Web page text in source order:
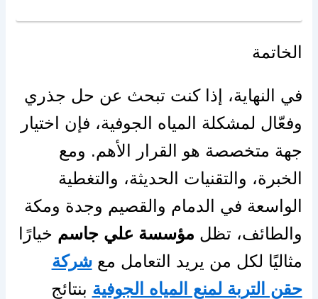
الخاتمة
في النهاية، إذا كنت تبحث عن حل جذري
وفعّال لمشكلة المياه الجوفية، فإن اختيار
جهة متخصصة هو القرار الأهم. ومع
الخبرة، والتقنيات الحديثة، والتغطية
الواسعة في الدمام والقصيم وجدة ومكة
والطائف، تظل مؤسسة علي جاسم خيارًا
مثاليًا لكل من يريد التعامل معشركة
حقن التربة لمنع المياه الجوفية بنتائج